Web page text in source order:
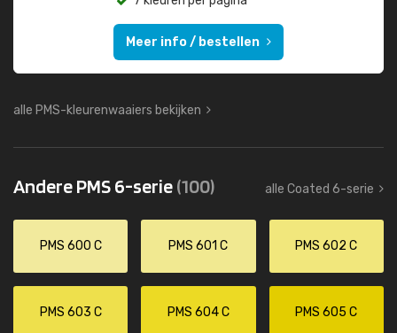
Meer info / bestellen
alle PMS-kleurenwaaiers bekijken
Andere PMS 6-serie(100) alle Coated 6-serie
PMS 600 C PMS 601 C PMS 602 C
PMS 603 C PMS 604 C PMS 605 C